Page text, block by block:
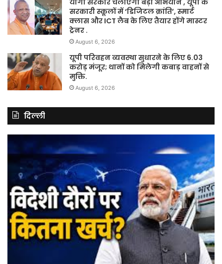
योगी सरकार चलाएगी बड़ा अभियान , यूपी के
सरकारी स्कूलों में ‘डिजिटल क्रांति’, स्मार्ट
क्लास और ICT लैब के लिए तैयार होंगे मास्टर
ट्रेनर .
August 6, 2026
यूपी परिवहन व्यवस्था सुधारने के लिए 6.03
करोड़ मंजूर; थानों को मिलेगी कबाड़ वाहनों से
मुक्ति.
August 6, 2026
दिल्ली